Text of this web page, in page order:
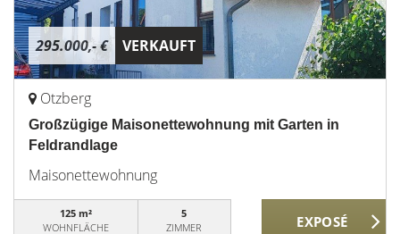
295.000,- € VERKAUFT
Otzberg
Großzügige Maisonettewohnung mit Garten in
Feldrandlage
Maisonettewohnung
125 m²
WOHNFLÄCHE
5
ZIMMER